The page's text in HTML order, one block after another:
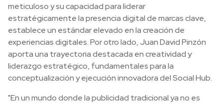
meticuloso y su capacidad para liderar
estratégicamente la presencia digital de marcas clave,
establece un estándar elevado en la creación de
experiencias digitales. Por otro lado, Juan David Pinzón
aporta una trayectoria destacada en creatividad y
liderazgo estratégico, fundamentales para la
conceptualización y ejecución innovadora del Social Hub.
"En un mundo donde la publicidad tradicional ya no es